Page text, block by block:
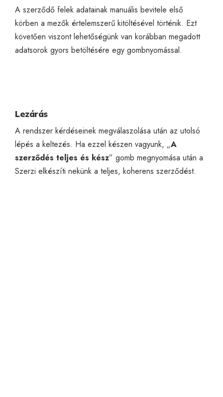
A szerződő felek adatainak manuális bevitele első
körben a mezők értelemszerű kitöltésével történik. Ezt
követően viszont lehetőségünk van korábban megadott
adatsorok gyors betöltésére egy gombnyomással.
Lezárás
A rendszer kérdéseinek megválaszolása után az utolsó
lépés a keltezés. Ha ezzel készen vagyunk, „A
szerződés teljes és kész” gomb megnyomása után a
Szerzi elkészíti nekünk a teljes, koherens szerződést.